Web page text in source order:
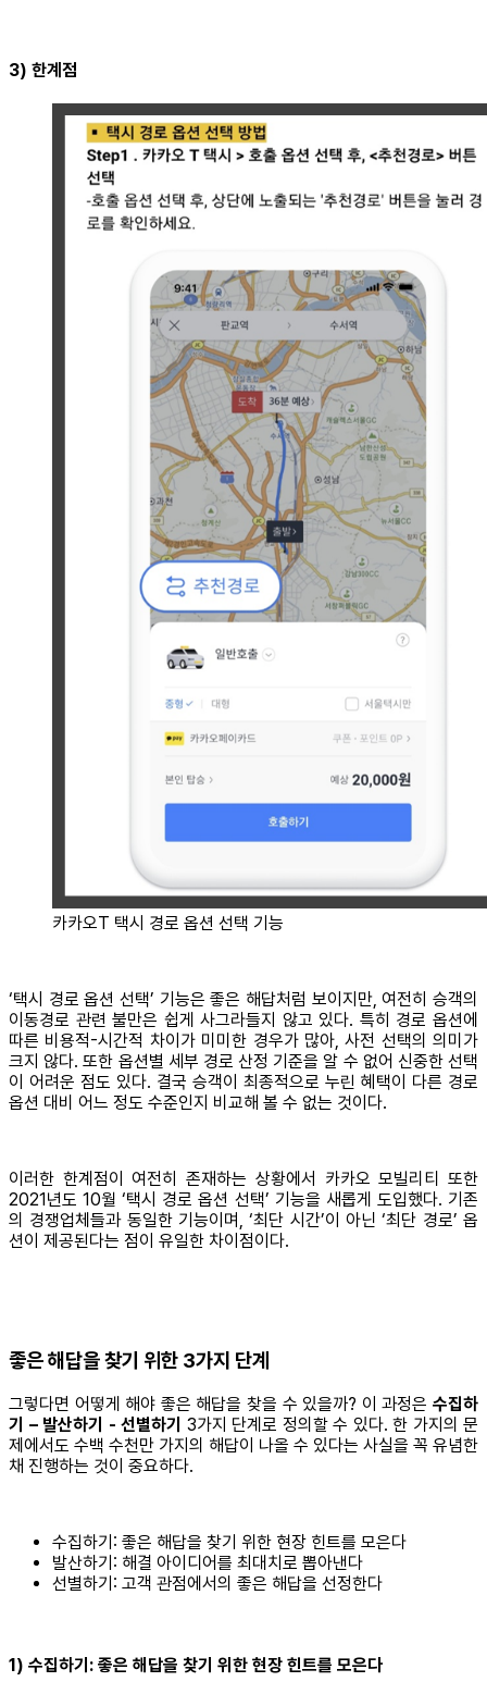
3) 한계점
카카오T 택시 경로 옵션 선택 기능
‘택시 경로 옵션 선택’ 기능은 좋은 해답처럼 보이지만, 여전히 승객의
이동경로 관련 불만은 쉽게 사그라들지 않고 있다. 특히 경로 옵션에
따른 비용적-시간적 차이가 미미한 경우가 많아, 사전 선택의 의미가
크지 않다. 또한 옵션별 세부 경로 산정 기준을 알 수 없어 신중한 선택
이 어려운 점도 있다. 결국 승객이 최종적으로 누린 혜택이 다른 경로
옵션 대비 어느 정도 수준인지 비교해 볼 수 없는 것이다.
이러한 한계점이 여전히 존재하는 상황에서 카카오 모빌리티 또한
2021년도 10월 ‘택시 경로 옵션 선택’ 기능을 새롭게 도입했다. 기존
의 경쟁업체들과 동일한 기능이며, ‘최단 시간’이 아닌 ‘최단 경로’ 옵
션이 제공된다는 점이 유일한 차이점이다.
좋은 해답을 찾기 위한 3가지 단계
그렇다면 어떻게 해야 좋은 해답을 찾을 수 있을까? 이 과정은 수집하
기 – 발산하기 - 선별하기 3가지 단계로 정의할 수 있다. 한 가지의 문
제에서도 수백 수천만 가지의 해답이 나올 수 있다는 사실을 꼭 유념한
채 진행하는 것이 중요하다.
수집하기: 좋은 해답을 찾기 위한 현장 힌트를 모은다
발산하기: 해결 아이디어를 최대치로 뽑아낸다
선별하기: 고객 관점에서의 좋은 해답을 선정한다
1) 수집하기: 좋은 해답을 찾기 위한 현장 힌트를 모은다